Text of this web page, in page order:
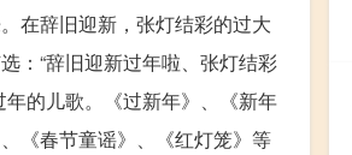
在辞旧迎新，张灯结彩的过大
：“辞旧迎新过年啦、张灯结彩
的儿歌。《过新年》、《新年
《春节童谣》、《红灯笼》等